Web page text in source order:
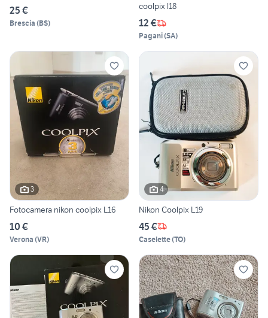
25 €
Brescia (BS)
coolpix l18
12 €
Pagani(SA)
3
Fotocamera nikon coolpix L16
10 €
Verona (VR)
4
Nikon Coolpix L19
45 €
Caselette(TO)